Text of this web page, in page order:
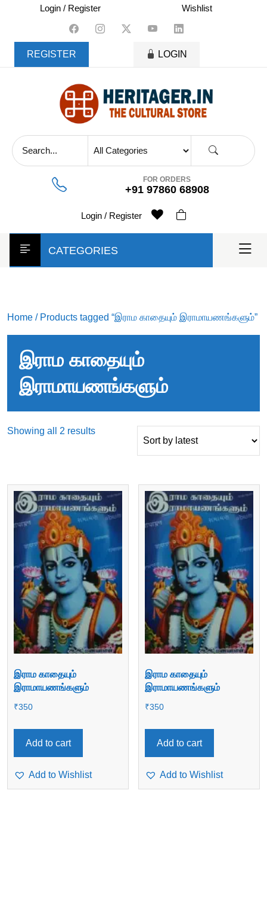
content
Login / Register Wishlist
REGISTER LOGIN
FOR ORDERS
+91 97860 68908
Login / Register
CATEGORIES
Home / Products tagged “இராம காதையும் இராமாயணங்களும்”
இராம காதையும்
இராமாயணங்களும்
Showing all 2 resultsSorted
இராம காதையும்
இராமாயணங்களும்
₹350
Add to cart
Add to Wishlist
இராம காதையும்
இராமாயணங்களும்
₹350
Add to cart
Add to Wishlist